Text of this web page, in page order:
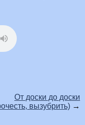
От доски до доски
вызубрить) →